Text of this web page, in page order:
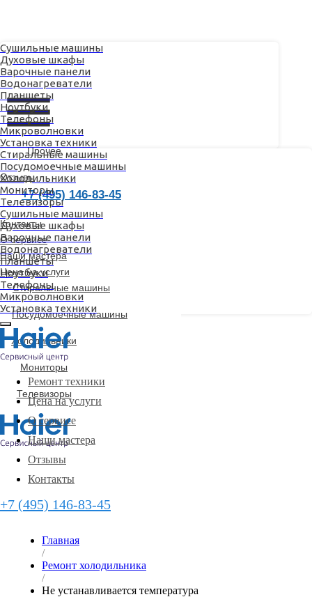
Прочее
Отзывы
+7 (495) 146-83-45
Контакты
О сервисе
Наши мастера
Цена на услуги
Стиральные машины
Посудомоечные машины
Холодильники
Мониторы
Телевизоры
Отзывы
+7 (495) 146-83-45
Контакты
О сервисе
Наши мастера
Ремонт техники
Цена на услуги
Сушильные машины
Духовые шкафы
Варочные панели
Водонагреватели
Планшеты
Ноутбуки
Телефоны
Микроволновки
Установка техники
Стиральные машины
Посудомоечные машины
Холодильники
Мониторы
Телевизоры
Сушильные машины
Духовые шкафы
Варочные панели
Водонагреватели
Планшеты
Ноутбуки
Телефоны
Микроволновки
Установка техники
Ремонт техники
Цена на услуги
О сервисе
Наши мастера
Отзывы
Контакты
+7 (495) 146-83-45
Главная
/
Ремонт холодильника
/
Не устанавливается температура